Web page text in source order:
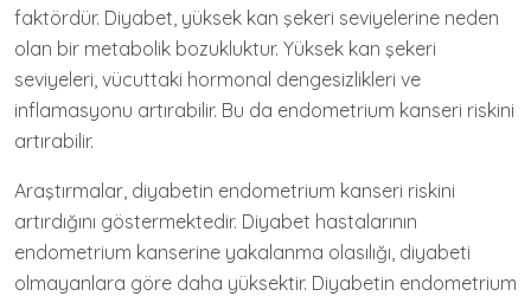
faktördür. Diyabet, yüksek kan şekeri seviyelerine neden
olan bir metabolik bozukluktur. Yüksek kan şekeri
seviyeleri, vücuttaki hormonal dengesizlikleri ve
inflamasyonu artırabilir. Bu da endometrium kanseri riskini
artırabilir.
Araştırmalar, diyabetin endometrium kanseri riskini
artırdığını göstermektedir. Diyabet hastalarının
endometrium kanserine yakalanma olasılığı, diyabeti
olmayanlara göre daha yüksektir. Diyabetin endometrium